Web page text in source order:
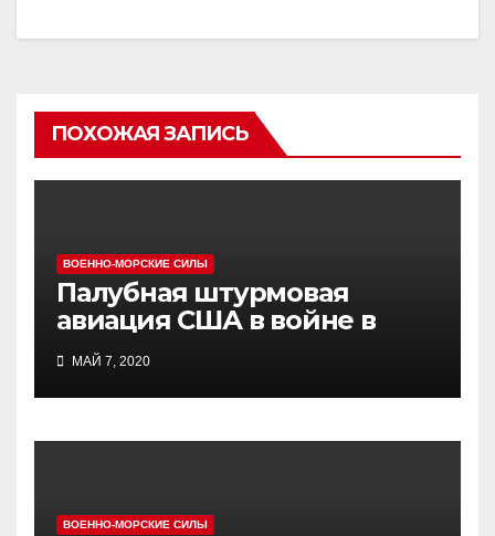
ПОХОЖАЯ ЗАПИСЬ
ВОЕННО-МОРСКИЕ СИЛЫ
Палубная штурмовая
авиация США в войне в
Индокитае
МАЙ 7, 2020
ВОЕННО-МОРСКИЕ СИЛЫ